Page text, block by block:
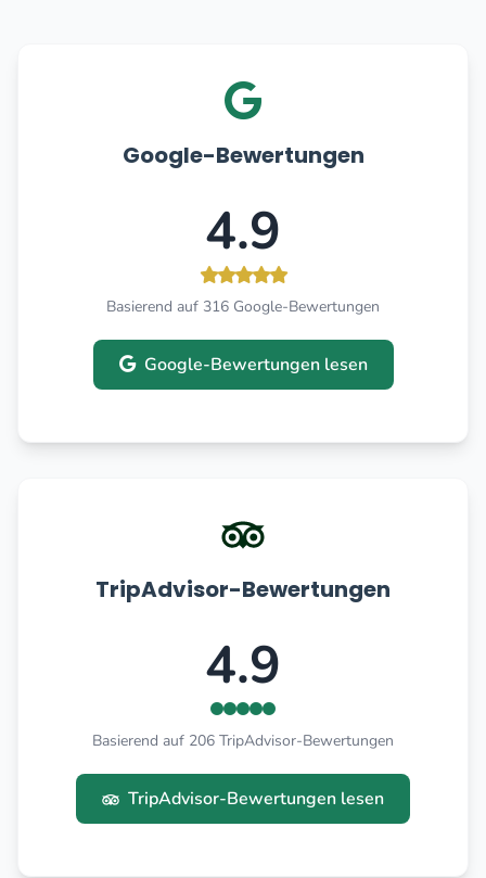
Google-Bewertungen
4.9
Basierend auf 316 Google-Bewertungen
Google-Bewertungen lesen
TripAdvisor-Bewertungen
4.9
Basierend auf 206 TripAdvisor-Bewertungen
TripAdvisor-Bewertungen lesen